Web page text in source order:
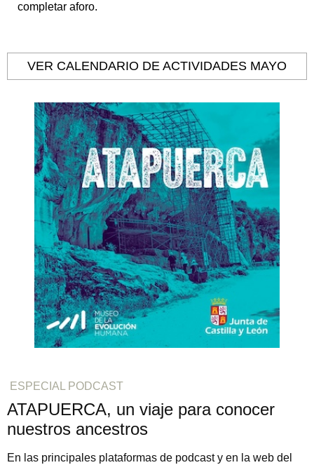
completar aforo.
VER CALENDARIO DE ACTIVIDADES MAYO
ESPECIAL PODCAST
ATAPUERCA, un viaje para conocer
nuestros ancestros
En las principales plataformas de podcast y en la web del